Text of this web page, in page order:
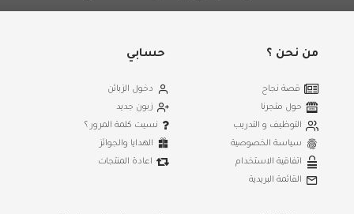
من نحن ؟
قصة نجاح
حول متجرنا
التوظيف و التدريب
سياسة الخصوصية
اتفاقية الاستخدام
القائمة البريدية
حسابي
دخول الزبائن
زبون جديد
نسيت كلمة المرور ؟
الهدايا والجوائز
اعادة المنتجات